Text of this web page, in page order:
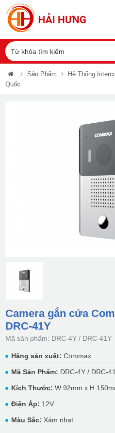
Sản Phẩm Hệ Thống
Quốc
Camera gắn cửa
DRC-41Y
Mã sản phẩm: DRC-4Y / DRC-41Y
Hãng sản xuất: Commax
Mã Sản Phẩm: DRC-4Y / DRC-
Kích Thước: W 92mm x H
Điện Áp: 12V
Màu Sắc: Xám nhạt